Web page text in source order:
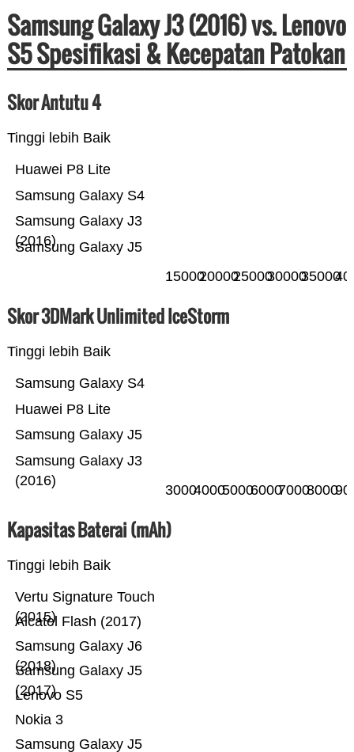
Samsung Galaxy J3 (2016) vs. Lenovo
S5 Spesifikasi & Kecepatan Patokan
Skor Antutu 4
Tinggi lebih Baik
Samsung Galaxy J5
Samsung Galaxy J3
(2016)
Samsung Galaxy S4
Huawei P8 Lite
1500020000250003000035000
Skor 3DMark Unlimited IceStorm
Tinggi lebih Baik
Samsung Galaxy J3
(2016)
Samsung Galaxy J5
Huawei P8 Lite
Samsung Galaxy S4
300040005000600070008000
Kapasitas Baterai (mAh)
Tinggi lebih Baik
Samsung Galaxy J5
Nokia 3
Lenovo S5
Samsung Galaxy J5
(2017)
Samsung Galaxy J6
(2018)
Alcatel Flash (2017)
Vertu Signature Touch
(2015)